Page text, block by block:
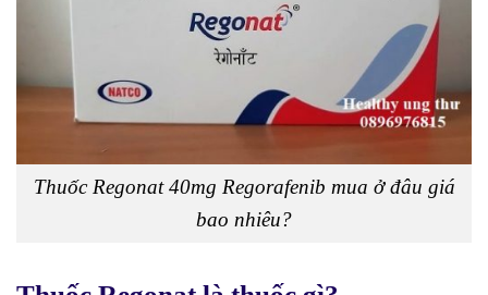
Thuốc Regonat 40mg Regorafenib mua ở đâu giá
bao nhiêu?